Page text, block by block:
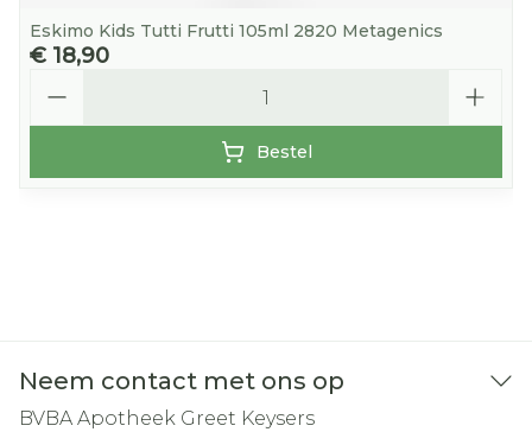
Eskimo Kids Tutti Frutti 105ml 2820 Metagenics
€ 18,90
Bestel
Neem contact met ons op
BVBA Apotheek Greet Keysers